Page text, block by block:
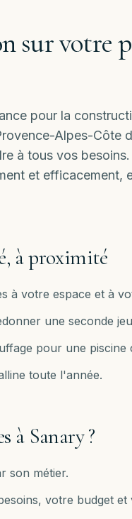
sur votre
pour la
Alpes-Côte
à tous vos
et efficacement,
à proximité
à votre espace et à
une seconde
pour une piscine
toute l'année.
à Sanary?
son métier.
votre budget